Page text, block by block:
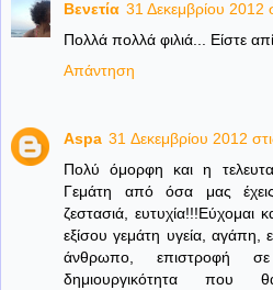
Βενετία 31 Δεκεμβρίου 2012
Πολλά πολλά φιλιά... Είστε
Απάντηση
Aspa 31 Δεκεμβρίου 2012
Πολύ όμορφη και η
Γεμάτη από όσα μας
ζεστασιά, ευτυχία!!!Εύχομαι
εξίσου γεμάτη υγεία, αγάπη,
άνθρωπο, επιστροφή σε
δημιουργικότητα